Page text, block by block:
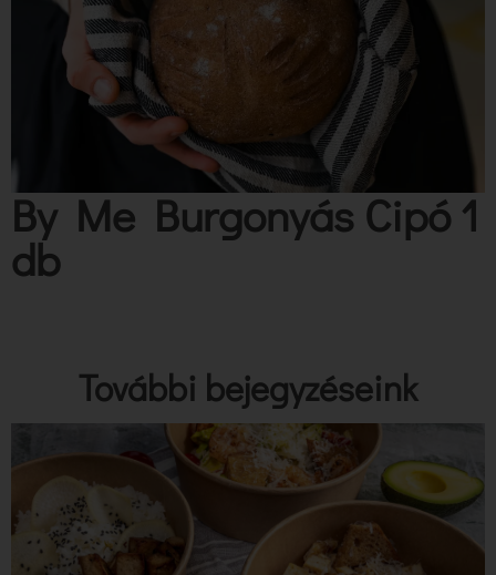
By Me Burgonyás Cipó 1
db
További bejegyzéseink